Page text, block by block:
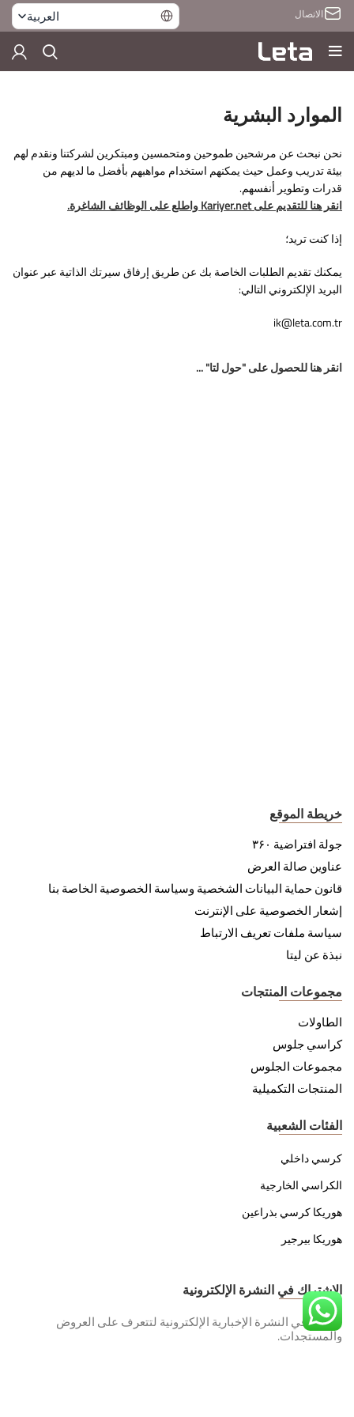
الاتصال العربية
الموارد البشرية
نحن نبحث عن مرشحين طموحين ومتحمسين ومبتكرين لشركتنا ونقدم لهم
بيئة تدريب وعمل حيث يمكنهم استخدام مواهبهم بأفضل ما لديهم من
قدرات وتطوير أنفسهم.
انقر هنا للتقديم على Kariyer.net واطلع على الوظائف الشاغرة.
إذا كنت تريد؛
يمكنك تقديم الطلبات الخاصة بك عن طريق إرفاق سيرتك الذاتية عبر عنوان
البريد الإلكتروني التالي:
ik@leta.com.tr
انقر هنا للحصول على "حول لتا" ...
خريطة الموقع
جولة افتراضية ۳۶۰
عناوين صالة العرض
قانون حماية البيانات الشخصية وسياسة الخصوصية الخاصة بنا
إشعار الخصوصية على الإنترنت
سياسة ملفات تعريف الارتباط
نبذة عن ليتا
مجموعات المنتجات
الطاولات
كراسي جلوس
مجموعات الجلوس
المنتجات التكميلية
الفئات الشعبية
كرسي داخلي
الكراسي الخارجية
هوريكا كرسي بذراعين
هوريكا بيرجير
الاشتراك في النشرة الإلكترونية
اشترك في النشرة الإخبارية الإلكترونية لتتعرف على العروض
والمستجدات.